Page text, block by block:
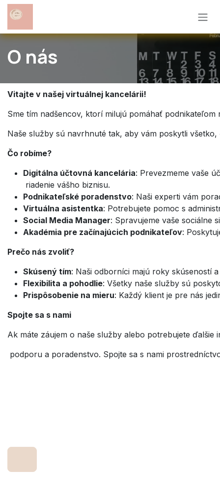
Skip to Content
O nás
Vitajte v našej virtuálnej kancelárii!
Sme tím nadšencov, ktorí milujú pomáhať
Naše služby sú navrhnuté tak, aby vám poskytli
Čo robíme?
Digitálna účtovná kancelária: Prevezmeme vaše
riadenie vášho biznisu.
Podnikateľské poradenstvo: Naši experti vám
Virtuálna asistentka: Potrebujete pomoc s
Social Media Manager: Spravujeme vaše sociálne
Akadémia pre začínajúcich podnikateľov:
Prečo nás zvoliť?
Skúsený tím: Naši odborníci majú roky skúseností
Flexibilita a pohodlie: Všetky naše služby sú
Prispôsobenie na mieru: Každý klient je pre nás
Spojte sa s nami
Ak máte záujem o naše služby alebo potrebujete
podporu a poradenstvo. Spojte sa s nami